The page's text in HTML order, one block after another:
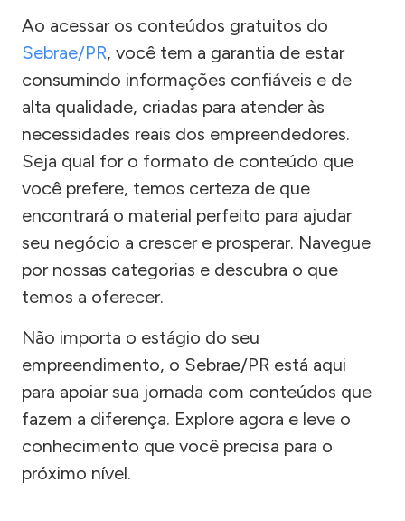
Ao acessar os conteúdos gratuitos do
Sebrae/PR, você tem a garantia de estar
consumindo informações confiáveis e de
alta qualidade, criadas para atender às
necessidades reais dos empreendedores.
Seja qual for o formato de conteúdo que
você prefere, temos certeza de que
encontrará o material perfeito para ajudar
seu negócio a crescer e prosperar. Navegue
por nossas categorias e descubra o que
temos a oferecer.
Não importa o estágio do seu
empreendimento, o Sebrae/PR está aqui
para apoiar sua jornada com conteúdos que
fazem a diferença. Explore agora e leve o
conhecimento que você precisa para o
próximo nível.